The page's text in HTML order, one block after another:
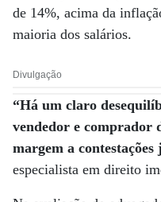
de 14%, acima da
maioria dos salários.
Divulgação
“Há um claro
vendedor e comprador
margem a contestações
especialista em direito